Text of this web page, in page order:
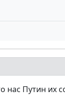
Путин их